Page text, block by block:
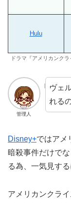
Hulu
ドラマ『アメリカンク
管理人
ヴェ
れる
Disney+ではアメ
暗殺事件だけで
る為、一気見する
アメリカンクラ